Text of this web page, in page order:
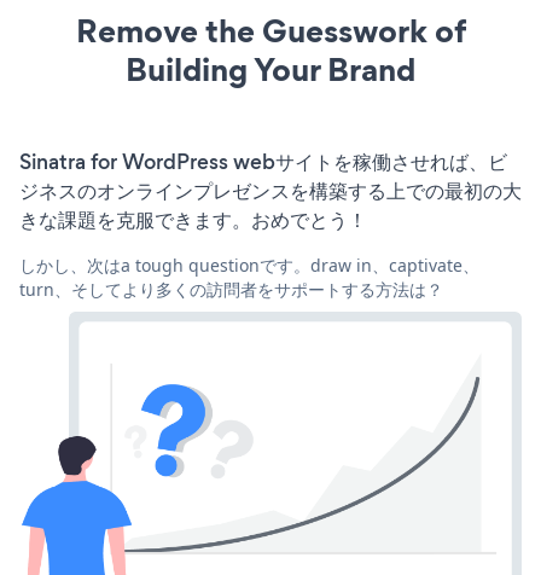
Remove the Guesswork of
Building Your Brand
Sinatra for WordPress webサイトを稼働させれば、ビ
ジネスのオンラインプレゼンスを構築する上での最初の大
きな課題を克服できます。おめでとう！
しかし、次はa tough questionです。draw in、captivate、
turn、そしてより多くの訪問者をサポートする方法は？